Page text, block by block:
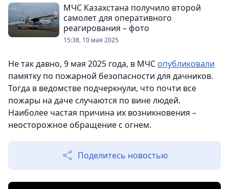
МЧС Казахстана получило второй
самолет для оперативного
реагирования – фото
15:38, 10 мая 2025
Не так давно, 9 мая 2025 года, в МЧС опубликовали
памятку по пожарной безопасности для дачников.
Тогда в ведомстве подчеркнули, что почти все
пожары на даче случаются по вине людей.
Наиболее частая причина их возникновения –
неосторожное обращение с огнем.
Поделитесь новостью